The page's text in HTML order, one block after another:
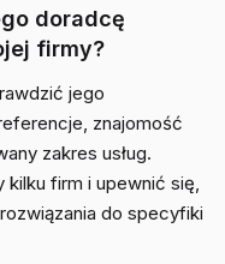
doradcę
firmy?
jego
znajomość
zakres usług.
firm i upewnić się,
do specyfiki